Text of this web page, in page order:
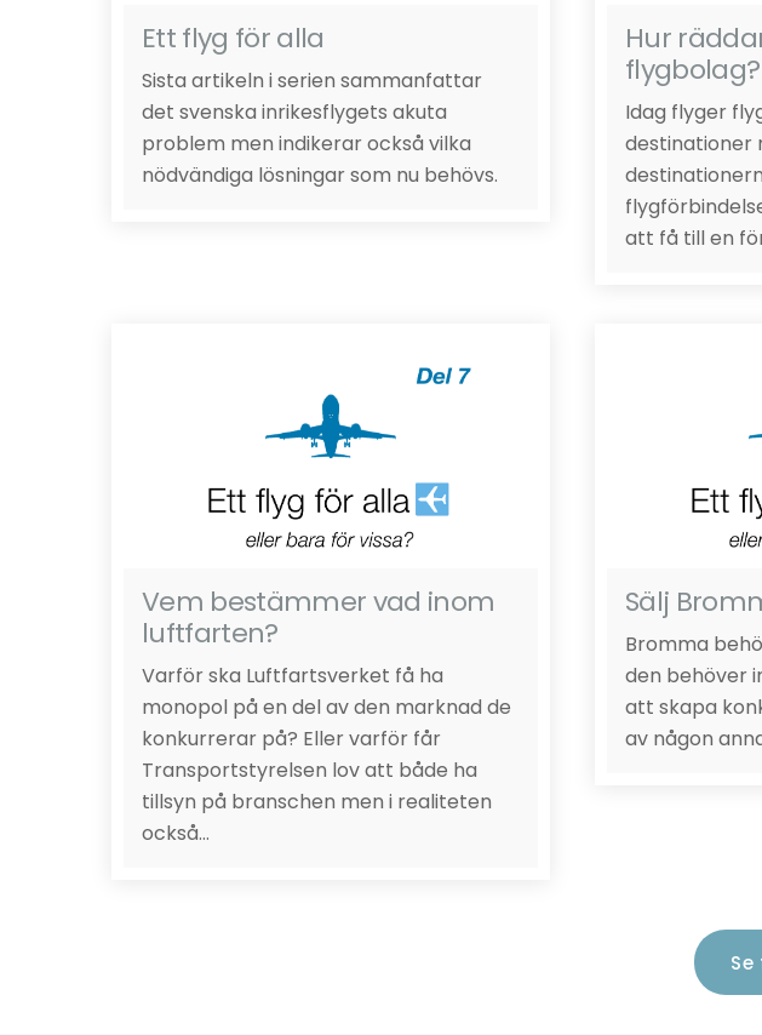
Ett flyg för alla
Sista artikeln i serien sammanfattar
det svenska inrikesflygets akuta
problem men indikerar också vilka
nödvändiga lösningar som nu behövs.
Hur
flygbolag?
Idag flyger
destinationer
att få till en
Vem bestämmer vad inom
luftfarten?
Varför ska Luftfartsverket få ha
monopol på en del av den marknad de
konkurrerar på? Eller varför får
Transportstyrelsen lov att både ha
tillsyn på branschen men i realiteten
också…
Sälj
Bromma
den behöver
att skapa
av någon